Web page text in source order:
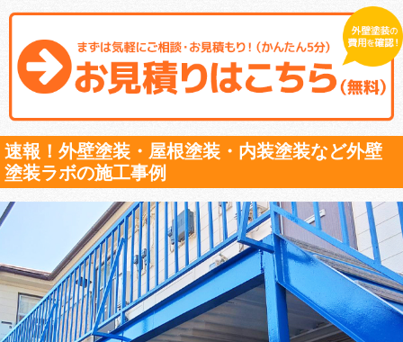
速報！外壁塗装・屋根塗装・内装塗装など外壁
塗装ラボの施工事例